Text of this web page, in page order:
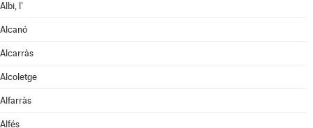
Albi, l'
Alcanó
Alcarràs
Alcoletge
Alfarràs
Alfés